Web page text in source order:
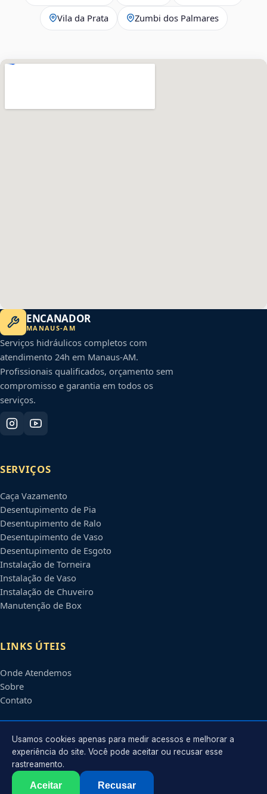
Vila da Prata Zumbi dos Palmares
ENCANADOR
MANAUS-AM
Serviços hidráulicos completos com
atendimento 24h em Manaus-AM.
Profissionais qualificados, orçamento sem
compromisso e garantia em todos os
serviços.
SERVIÇOS
Caça Vazamento
Desentupimento de Pia
Desentupimento de Ralo
Desentupimento de Vaso
Desentupimento de Esgoto
Instalação de Torneira
Instalação de Vaso
Instalação de Chuveiro
Manutenção de Box
LINKS ÚTEIS
Onde Atendemos
Sobre
Contato
CONTATO
Atendimento em
contato@encanadoremmanaus.com.br
Usamos cookies apenas para medir acessos e melhorar a
experiência do site. Você pode aceitar ou recusar esse
rastreamento.
Aceitar Recusar